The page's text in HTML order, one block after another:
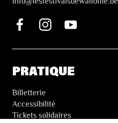
PRATIQUE
Billetterie
Accessibilité
Tickets solidaires